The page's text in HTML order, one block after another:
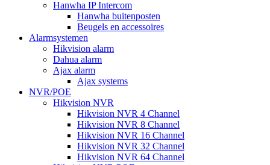
Hanwha IP Intercom
Hanwha buitenposten
Beugels en accessoires
Alarmsystemen
Hikvision alarm
Dahua alarm
Ajax alarm
Ajax systems
NVR/POE
Hikvision NVR
Hikvision NVR 4 Channel
Hikvision NVR 8 Channel
Hikvision NVR 16 Channel
Hikvision NVR 32 Channel
Hikvision NVR 64 Channel